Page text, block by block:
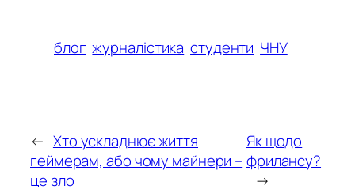
блог журналістика студенти ЧНУ
← Хто ускладнює життя
геймерам, або чому майнери –
це зло
Як щодо
фрилансу?
→